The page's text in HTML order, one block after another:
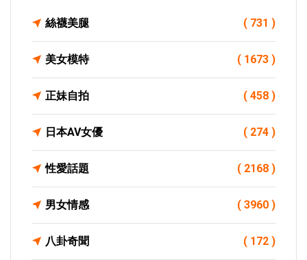
絲襪美腿 ( 731 )
美女模特 ( 1673 )
正妹自拍 ( 458 )
日本AV女優 ( 274 )
性愛話題 ( 2168 )
男女情感 ( 3960 )
八卦奇聞 ( 172 )